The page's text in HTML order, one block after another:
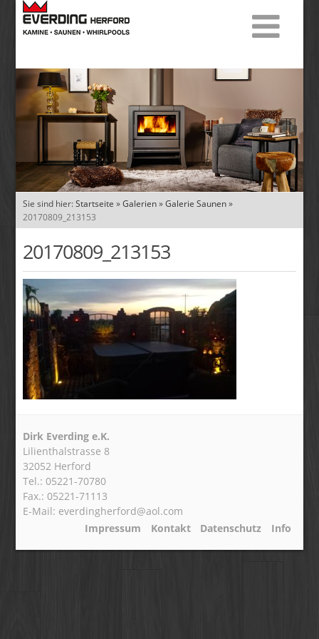
Sie sind hier:Startseite »Galerien»Galerie Saunen»
20170809_213153
20170809_213153
Dirk Everding e.K.
Lilienthalstrasse 8
32052 Herford
Tel.: 05221-70780
Fax.: 05221-71113
E-Mail: everdingherford@aol.com
Impressum
Kontakt Datenschutz Info